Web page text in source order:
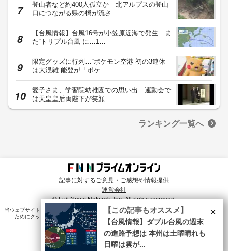
登山者など約400人孤立か 北アルプスの登山
口につながる県の橋が流さ…
【台風情報】台風16号が小笠原近海で発生 ま
た“トリプル台風”に…1…
限定グッズに行列…“ポケモン空港”初の3連休
は大混雑 能登が「ポケ…
愛子さま、学習院幼稚園での思い出 運動会で
は天皇皇后両陛下が笑顔…
ランキング一覧へ
記事に対するご意見・ご感想や情報提供
運営会社
© Fuji News Network, Inc. All rights reserved.
当ウェブサイトでは、ユーザのニーズ・興味・関⼼に合致したコンテンツや広告配信を提供する
ためにクッキーを使⽤しています。詳細は、
プライバシーポリシー をご確認ください。×
【この記事もオススメ】
【台風情報】ダブル台風の週末
の進路予想は 本州は土曜晴れも
日曜は雲が...